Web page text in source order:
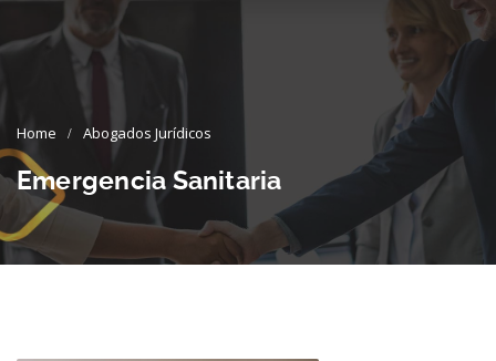
Abogados Jurídicos
Emergencia Sanitaria